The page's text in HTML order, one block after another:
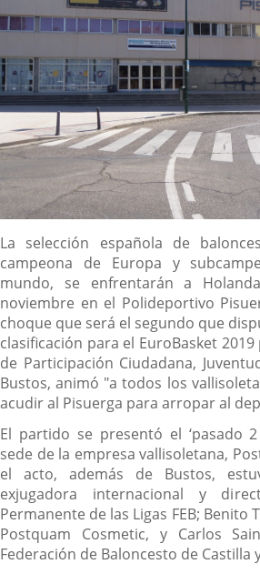
Descripción
La selección española de
campeona de Europa y
mundo, se enfrentarán a
noviembre en el Polideportivo
choque que será el segundo que
clasificación para el EuroBasket
de Participación Ciudadana,
Bustos, animó "a todos los
acudir al Pisuerga para arropar al
El partido se presentó el ‘pasado
sede de la empresa vallisoletana,
el acto, además de Bustos,
exjugadora internacional y
Permanente de las Ligas FEB; Benito
Postquam Cosmetic, y Carlos
Federación de Baloncesto de Castilla